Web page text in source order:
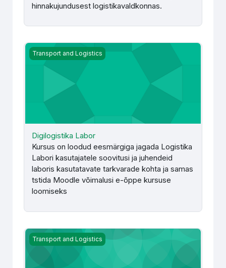
hinnakujundusest logistikavaldkonnas.
Digilogistika Labor
Transport and Logistics
Digilogistika Labor
Kursus on loodud eesmärgiga jagada Logistika
Labori kasutajatele soovitusi ja juhendeid
laboris kasutatavate tarkvarade kohta ja samas
tstida Moodle võimalusi e-õppe kursuse
loomiseks
E-Teenused - E. Ševtšenko
Transport and Logistics